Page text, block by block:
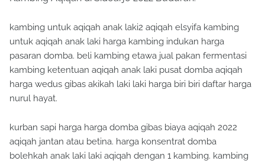
kambing untuk aqiqah anak laki2 aqiqah elsyifa kambing
untuk aqiqah anak laki harga kambing indukan harga
pasaran domba. beli kambing etawa jual pakan fermentasi
kambing ketentuan aqiqah anak laki pusat domba aqiqah
harga wedus gibas akikah laki laki harga biri biri daftar harga
nurul hayat.
kurban sapi harga harga domba gibas biaya aqiqah 2022
aqiqah jantan atau betina. harga konsentrat domba
bolehkah anak laki laki aqiqah dengan 1 kambing. kambing